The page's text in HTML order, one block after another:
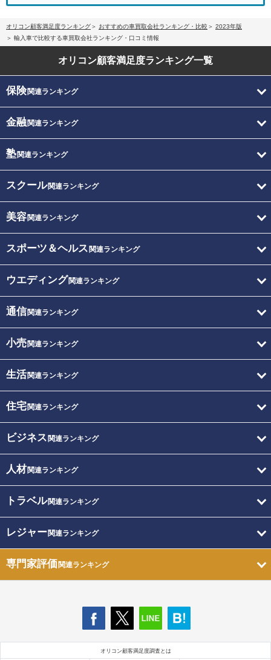
オリコン顧客満足度ランキング おすすめの車買取会社ランキング・比較
2023年版
輸入車で比較する車買取会社ランキング・口コミ情報
オリコン顧客満足度ランキング一覧
保険関連ランキング
金融関連ランキング
塾関連ランキング
スクール関連ランキング
美容関連ランキング
スポーツ＆ヘルス 関連ランキング
ウエディング関連ランキング
通信関連ランキング
小売関連ランキング
生活関連ランキング
住宅関連ランキング
ビジネス 関連ランキング
人材関連ランキング
トラベル関連ランキング
レジャー関連ランキング
専門家評価関連ランキング
オリコン顧客満足度調査とは